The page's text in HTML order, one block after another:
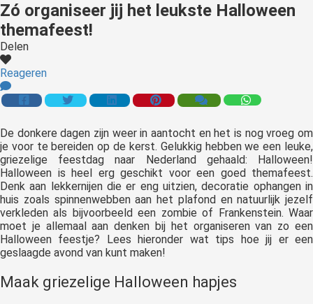
Zó organiseer jij het leukste Halloween
themafeest!
Delen
Reageren
De donkere dagen zijn weer in aantocht en het is nog vroeg om
je voor te bereiden op de kerst. Gelukkig hebben we een leuke,
griezelige feestdag naar Nederland gehaald: Halloween!
Halloween is heel erg geschikt voor een goed themafeest.
Denk aan lekkernijen die er eng uitzien, decoratie ophangen in
huis zoals spinnenwebben aan het plafond en natuurlijk jezelf
verkleden als bijvoorbeeld een zombie of Frankenstein. Waar
moet je allemaal aan denken bij het organiseren van zo een
Halloween feestje? Lees hieronder wat tips hoe jij er een
geslaagde avond van kunt maken!
Maak griezelige Halloween hapjes